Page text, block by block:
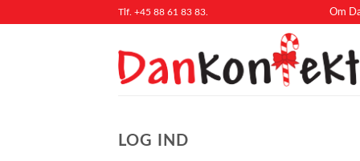
Tlf. +45 88 61 83 83. Om
LOG IND